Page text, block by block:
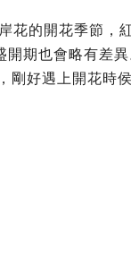
花的開花季節，
期也會略有差
剛好遇上開花時